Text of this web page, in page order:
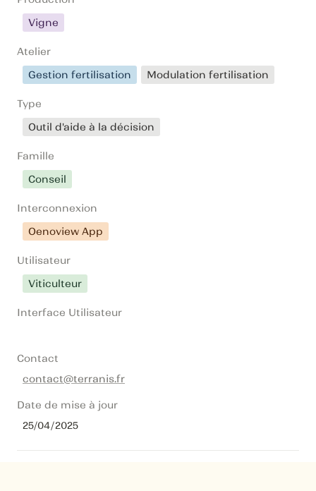
Vigne
Atelier
Gestion fertilisation
Modulation fertilisation
Type
Outil d'aide à la décision
Famille
Conseil
Interconnexion
Oenoview App
Utilisateur
Viticulteur
Interface Utilisateur
Contact
contact@terranis.fr
Date de mise à jour
25/04/2025